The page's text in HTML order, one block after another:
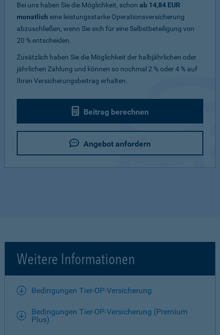
Bei uns haben Sie die Möglichkeit, schon ab 14,84 EUR
monatlich eine leistungsstarke Operationsversicherung
abzuschließen, wenn Sie sich für eine Selbstbeteiligung von
20 % entscheiden.
Zusätzlich haben Sie die Möglichkeit der halbjährlichen oder
jährlichen Zahlung und können so nochmal 2 % oder 4 % auf
Ihren Versicherungsbeitrag erhalten.
Beitrag berechnen
Angebot anfordern
Weitere Informationen
Bedingungen Tier-OP-Versicherung
Bedingungen Tier-OP-Versicherung (Premium
Plus)